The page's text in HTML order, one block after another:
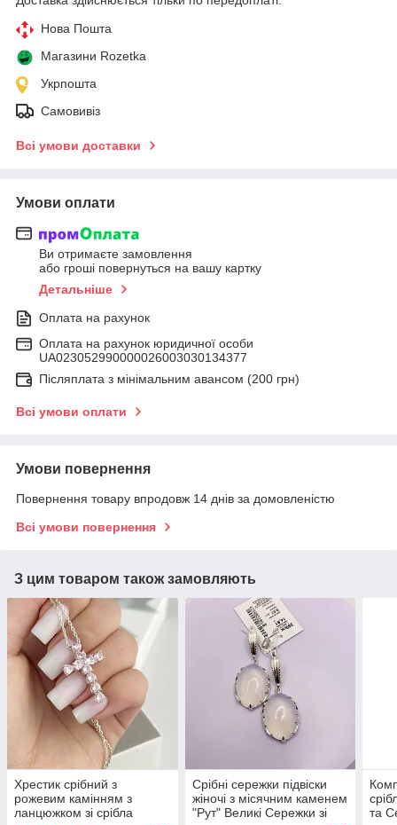
Нова Пошта
Магазини Rozetka
Укрпошта
Самовивіз
Всі умови доставки
Умови оплати
Ви отримаєте замовлення
або гроші повернуться на вашу картку
Детальніше
Оплата на рахунок
Оплата на рахунок юридичної особи
UA023052990000026003030134377
Післяплата з мінімальним авансом (200 грн)
Всі умови оплати
Умови повернення
Повернення товару впродовж 14 днів за домовленістю
Всі умови повернення
З цим товаром також замовляють
Хрестик срібний з
рожевим камінням з
ланцюжком зі срібла
Срібні сережки підвіски
жіночі з місячним каменем
"Рут" Великі Сережки зі
та